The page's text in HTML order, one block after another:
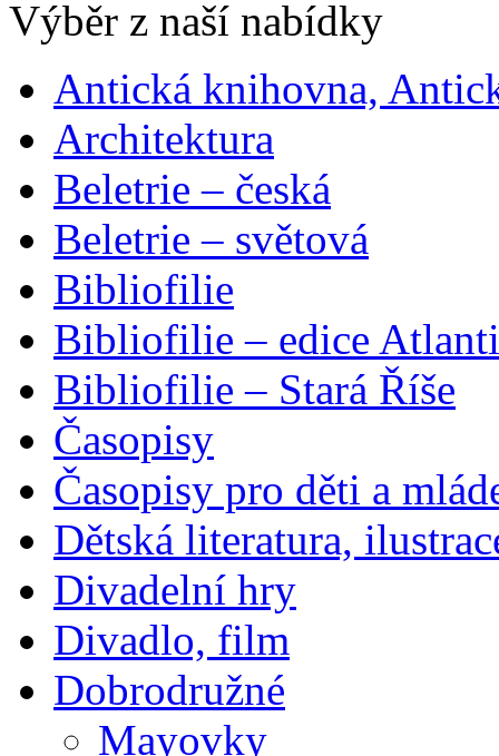
Výběr z naší nabídky
Antická knihovna,
Architektura
Beletrie – česká
Beletrie – světová
Bibliofilie
Bibliofilie – edice
Bibliofilie – Stará Říše
Časopisy
Časopisy pro děti a
Dětská literatura,
Divadelní hry
Divadlo, film
Dobrodružné
Mayovky